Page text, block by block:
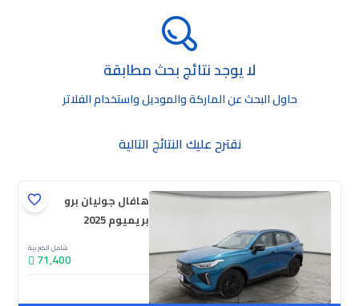
لا يوجد نتائج بحث مطابقة
حاول البحث عن الماركة والموديل واستخدام الفلاتر
نقترح عليك النتائج التالية
هافال جوليان برو
بريميوم 2025
شامل الضريبة
71,400
جديدة
ملوحة